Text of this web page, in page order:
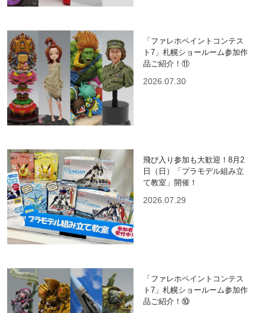
「ファレホペイントコンテス
ト7」札幌ショールーム参加作
品ご紹介！⑪
2026.07.30
飛び入り参加も大歓迎！8月2
日（日）「プラモデル組み立
て教室」開催！
2026.07.29
「ファレホペイントコンテス
ト7」札幌ショールーム参加作
品ご紹介！⑩